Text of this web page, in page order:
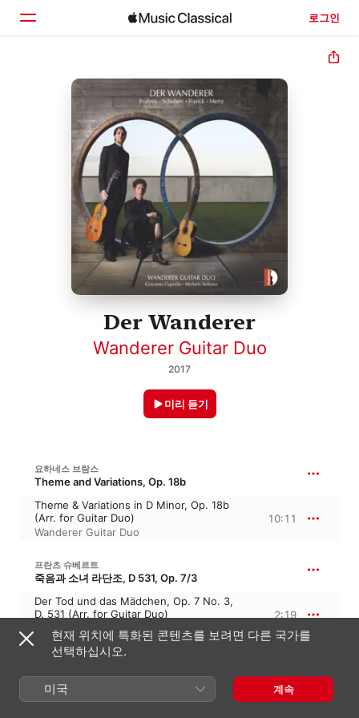
로그인
둘러보기
검색
Der Wanderer
Wanderer Guitar Duo
2017
미리 듣기
요하네스 브람스
Theme and Variations, Op. 18b
Theme & Variations in D Minor, Op. 18b
(Arr. for Guitar Duo)
Wanderer Guitar Duo
10:11
프란츠 슈베르트
죽음과 소녀 라단조, D 531, Op. 7/3
Der Tod und das Mädchen, Op. 7 No. 3,
D. 531 (Arr. for Guitar Duo)
Wanderer Guitar Duo
2:19
프란츠 슈베르트
현악 4중주 9번 사단조, D 173
I. Allegro con brio
현재 위치에 특화된 콘텐츠를 보려면 다른 국가를
선택하십시오.
미국 계속